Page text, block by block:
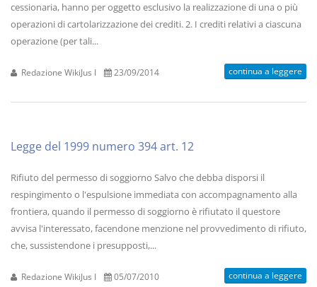
cessionaria, hanno per oggetto esclusivo la realizzazione di una o più
operazioni di cartolarizzazione dei crediti. 2. I crediti relativi a ciascuna
operazione (per tali...
Redazione WikiJus I 23/09/2014 continua a leggere
Legge del 1999 numero 394 art. 12
Rifiuto del permesso di soggiorno Salvo che debba disporsi il
respingimento o l'espulsione immediata con accompagnamento alla
frontiera, quando il permesso di soggiorno è rifiutato il questore
avvisa l'interessato, facendone menzione nel provvedimento di rifiuto,
che, sussistendone i presupposti,...
Redazione WikiJus I 05/07/2010 continua a leggere